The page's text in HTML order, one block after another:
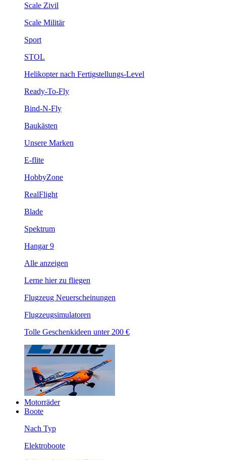
Scale Zivil
Scale Militär
Sport
STOL
Helikopter nach Fertigstellungs-Level
Ready-To-Fly
Bind-N-Fly
Baukästen
Unsere Marken
E-flite
HobbyZone
RealFlight
Blade
Spektrum
Hangar 9
Alle anzeigen
Lerne hier zu fliegen
Flugzeug Neuerscheinungen
Flugzeugsimulatoren
Tolle Geschenkideen unter 200 €
Motorräder
Boote
Nach Typ
Elektroboote